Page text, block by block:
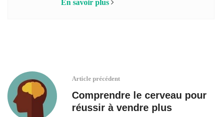
En savoir plus
Article précédent
Comprendre le cerveau pour
réussir à vendre plus